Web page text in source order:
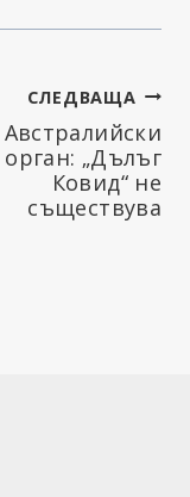
СЛЕДВАЩА
Австралийски
орган: „Дълъг
Ковид“ не
съществува